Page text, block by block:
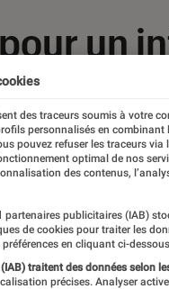
un
des traceurs soumis à votre
personnalisés en
pouvez refuser les traceurs
optimal de nos
des contenus,
partenaires publicitaires (IAB)
de cookies pour traiter les
en cliquant ci-
traitent des données selon
précises. Analyser